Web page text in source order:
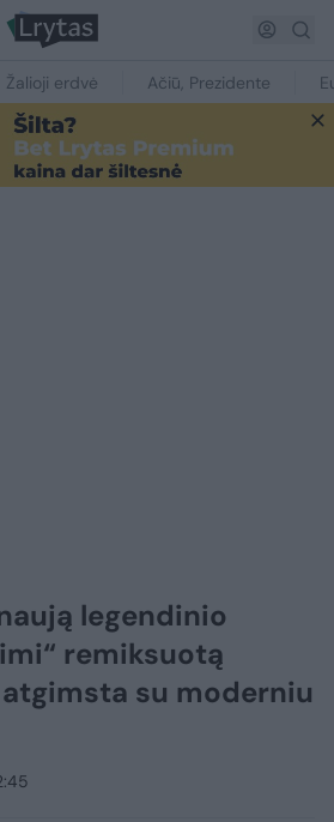
Žalioji erdvė Ačiū, Prezidente
legendinio
remiksuotą
su moderniu